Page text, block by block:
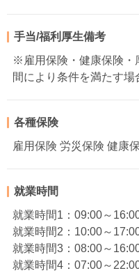
手当/福利厚生備考
※雇用保険・健康保険・
間により条件を満たす場
各種保険
雇用保険 労災保険 健康
就業時間
就業時間1：09:00～
就業時間2：10:00～
就業時間3：08:00～
就業時間4：07:00～